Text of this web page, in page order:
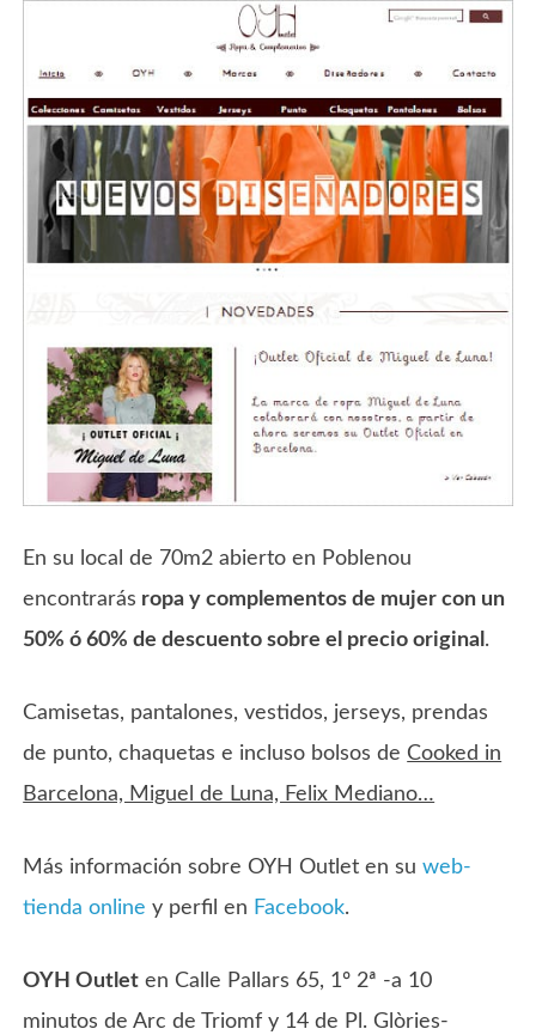
En su local de 70m2 abierto en Poblenou
encontrarás ropa y complementos de mujer con un
50% ó 60% de descuento sobre el precio original .
Camisetas, pantalones, vestidos, jerseys, prendas
de punto, chaquetas e incluso bolsos de Cooked in
Barcelona, Miguel de Luna, Felix Mediano…
Más información sobre OYH Outlet en suweb-
tienda online y perfil en Facebook.
OYH Outlet en Calle Pallars 65, 1º 2ª -a 10
minutos de Arc de Triomf y 14 de Pl. Glòries-